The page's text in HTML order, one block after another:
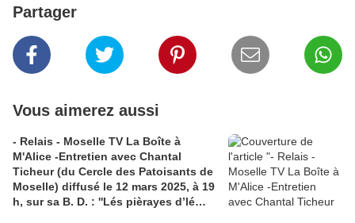
Partager
Vous aimerez aussi
- Relais - Moselle TV La Boîte à
M'Alice -Entretien avec Chantal
Ticheur (du Cercle des Patoisants de
Moselle) diffusé le 12 mars 2025, à 19
h, sur sa B. D. : ''Lés pièrayes d’lé